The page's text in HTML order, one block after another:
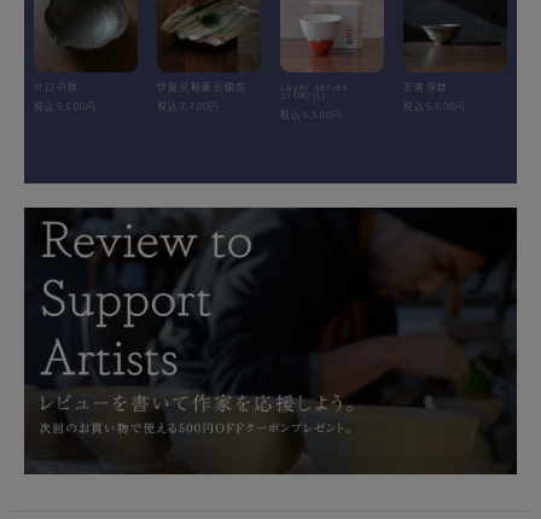
片口中鉢
税込5,500円
伊賀灰釉菱形鎬皿
税込7,700円
Layer.series
SYUKI(L)
税込5,500円
安南深鉢
税込5,500円